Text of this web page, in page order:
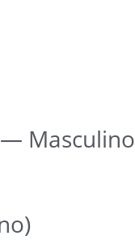
— Masculino